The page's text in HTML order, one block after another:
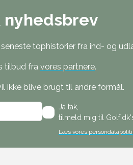
tophistorier fra ind- og
tilbud fra vores partnere.
ikke blive brugt til andre formål.
Ja tak,
tilmeld mig til
Læs vores